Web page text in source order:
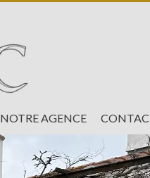
NOTRE AGENCE